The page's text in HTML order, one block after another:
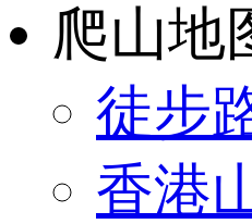
爬山地
徒步
香港